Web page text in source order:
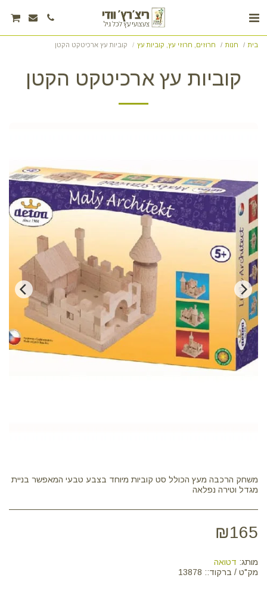
בית חנות חרוזים, חרוזי עץ, קוביות עץ קוביות עץ ארכיטקט הקטן
קוביות עץ ארכיטקט הקטן
משחק הרכבה מעץ הכולל סט קוביות מיוחד בצבע טבעי המאפשר בניית
מגדל וטירה נפלאה
₪165
מותג: דטואה
מק"ט / ברקוד:: 13878